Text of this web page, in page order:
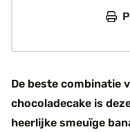
De beste combinatie
chocoladecake is
heerlijke smeuïge